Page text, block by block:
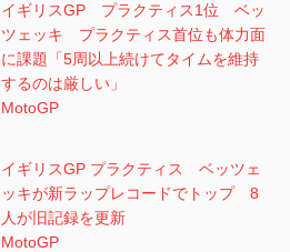
イギリスGP プラクティス1位 ベッ
ツェッキ プラクティス首位も体力面
に課題「5周以上続けてタイムを維持
するのは厳しい」
MotoGP
イギリスGP プラクティス ベッツェ
ッキが新ラップレコードでトップ 8
人が旧記録を更新
MotoGP